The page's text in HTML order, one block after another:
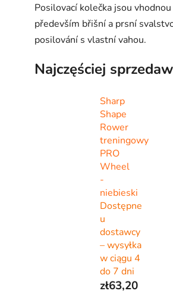
Posilovací kolečka jsou
především břišní a prsní
posilování s vlastní vahou.
Najczęściej
Sharp
Shape
Rower
treningowy
PRO
Wheel
-
niebieski
Dostępne
u
dostawcy
– wysyłka
w ciągu 4
do 7 dni
zł63,20